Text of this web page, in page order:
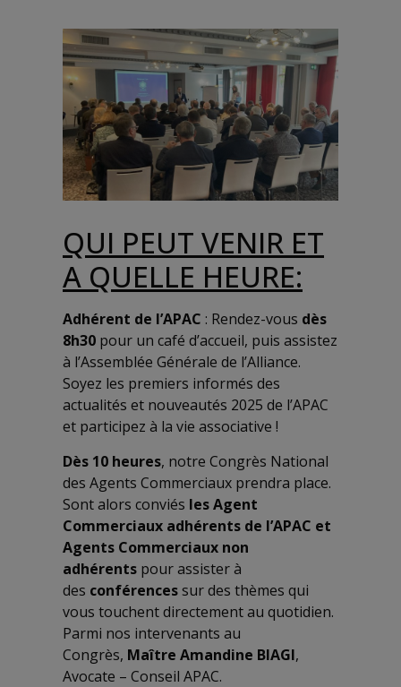
QUI PEUT VENIR ET
A QUELLE HEURE:
Adhérent de l’APAC : Rendez-vous dès
8h30 pour un café d’accueil, puis assistez
à l’Assemblée Générale de l’Alliance.
Soyez les premiers informés des
actualités et nouveautés 2025 de l’APAC
et participez à la vie associative !
Dès 10 heures, notre Congrès National
des Agents Commerciaux prendra place.
Sont alors conviés les Agent
Commerciaux adhérents de l’APAC et
Agents Commerciaux non
adhérents pour assister à
des conférencessur des thèmes qui
vous touchent directement au quotidien.
Parmi nos intervenants au
Congrès, Maître Amandine BIAGI,
Avocate – Conseil APAC.